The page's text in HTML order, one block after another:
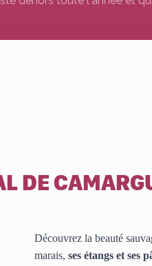
DE
Découvrez la beauté
marais, ses étangs et ses